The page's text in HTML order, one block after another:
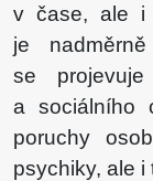
v čase, ale i
je
se
a sociálního
poruchy
psychiky, ale